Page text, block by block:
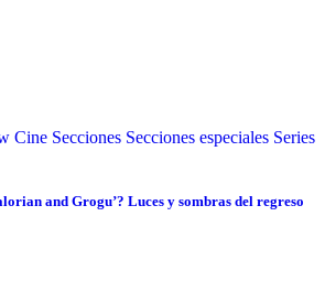
Cine Secciones Secciones especiales Series
and Grogu’? Luces y sombras del regreso